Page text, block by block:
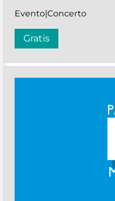
Evento|Concerto
Gratis